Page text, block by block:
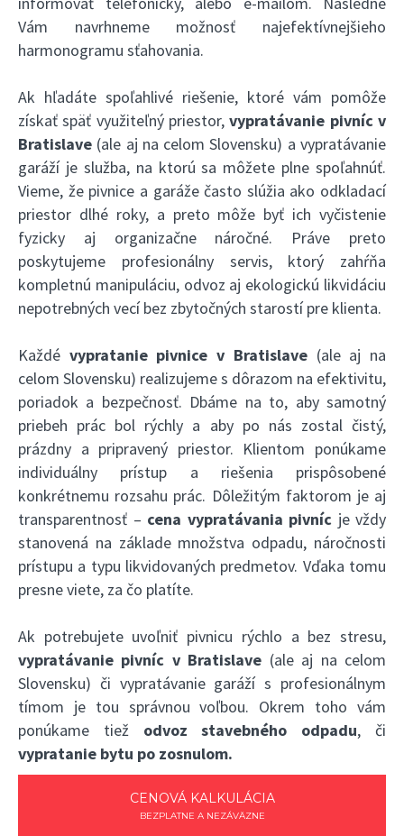
Vám navrhneme možnosť najefektívnejšieho
harmonogramu sťahovania.
Ak hľadáte spoľahlivé riešenie, ktoré vám pomôže
získať späť využiteľný priestor,vypratávanie pivníc v
Bratislave (ale aj na celom Slovensku) a vypratávanie
garáží je služba, na ktorú sa môžete plne spoľahnúť.
Vieme, že pivnice a garáže často slúžia ako odkladací
priestor dlhé roky, a preto môže byť ich vyčistenie
fyzicky aj organizačne náročné. Práve preto
poskytujeme profesionálny servis, ktorý zahŕňa
kompletnú manipuláciu, odvoz aj ekologickú likvidáciu
nepotrebných vecí bez zbytočných starostí pre klienta.
Každé vypratanie pivnice v Bratislave(ale aj na
celom Slovensku) realizujeme s dôrazom na efektivitu,
poriadok a bezpečnosť. Dbáme na to, aby samotný
priebeh prác bol rýchly a aby po nás zostal čistý,
prázdny a pripravený priestor. Klientom ponúkame
individuálny prístup a riešenia prispôsobené
konkrétnemu rozsahu prác. Dôležitým faktorom je aj
transparentnosť – cena vypratávania pivníc je vždy
stanovená na základe množstva odpadu, náročnosti
prístupu a typu likvidovaných predmetov. Vďaka tomu
presne viete, za čo platíte.
Ak potrebujete uvoľniť pivnicu rýchlo a bez stresu,
vypratávanie pivníc v Bratislave (ale aj na celom
Slovensku) či vypratávanie garáží s profesionálnym
tímom je tou správnou voľbou. Okrem toho vám
ponúkame tiež odvoz stavebného odpadu, či
vypratanie bytu po zosnulom.
CENOVÁ KALKULÁCIA
BEZPLATNE A NEZÁVÄZNE